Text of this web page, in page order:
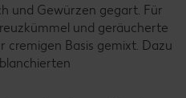
und Gewürzen gegart. Für
und geräucherte
cremigen Basis gemixt. Dazu